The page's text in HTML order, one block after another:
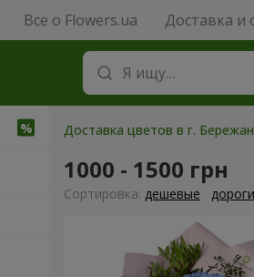
Все о Flowers.ua Доставка и
Доставка цветов в г.
1000 - 1500 грн
Cортировка: дешевые